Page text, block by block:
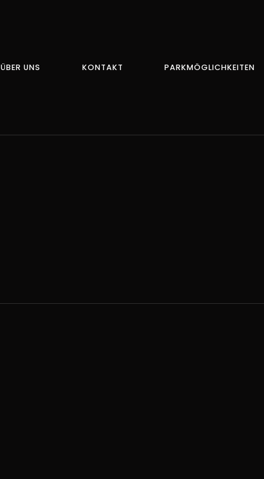
ÜBER UNS KONTAKT PARKMÖGLICHKEITEN